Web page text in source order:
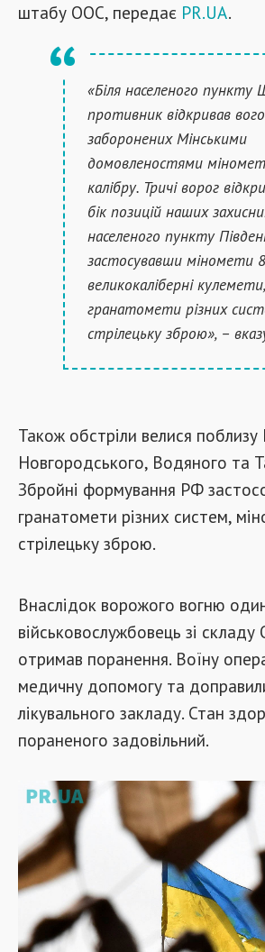
штабу ООС, передає PR.UA.
«Біля населеного пункту
противник відкривав
заборонених Мінськими
домовленостями
калібру. Тричі ворог
бік позицій наших
населеного пункту
застосувавши міномети
великокаліберні кулемети,
гранатомети різних
стрілецьку зброю», –
Також обстріли велися поблизу
Новгородського, Водяного та
Збройні формування РФ
гранатомети різних систем,
стрілецьку зброю.
Внаслідок ворожого вогню
військовослужбовець зі складу
отримав поранення. Воїну
медичну допомогу та
лікувального закладу. Стан
пораненого задовільний.